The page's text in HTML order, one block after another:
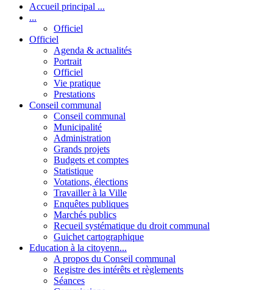
Accueil principal ...
...
Officiel
Officiel
Agenda & actualités
Portrait
Officiel
Vie pratique
Prestations
Conseil communal
Conseil communal
Municipalité
Administration
Grands projets
Budgets et comptes
Statistique
Votations, élections
Travailler à la Ville
Enquêtes publiques
Marchés publics
Recueil systématique du droit communal
Guichet cartographique
Education à la citoyenn...
A propos du Conseil communal
Registre des intérêts et règlements
Séances